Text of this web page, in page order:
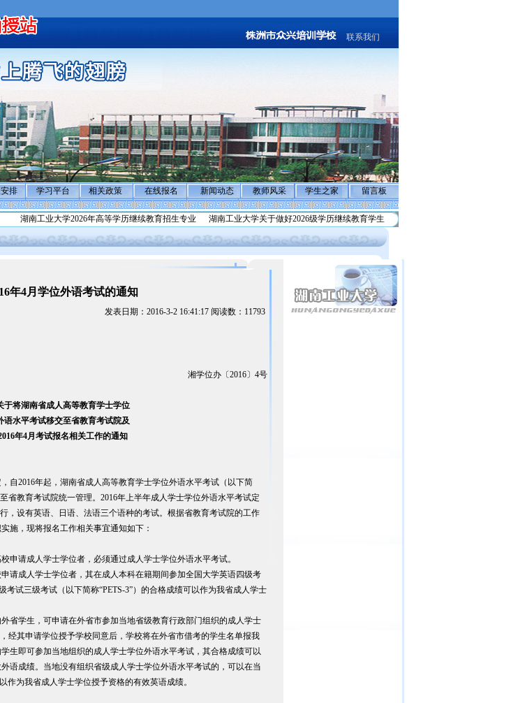
联系我们
排 学习平台 相关政策 在线报名 新闻动态 教师风采 学生之家 留言板
南工业大学2026年高等学历继续教育招生专业 湖南工业大学关于做好2026级学历继续教育学生 反诈骗声明:警惕不法分子冒充”退费”实
年4月学位外语考试的通知
发表日期：2016-3-2 16:41:17 阅读数：11793
湘学位办〔2016〕4号
于将湖南省成人高等教育学士学位
语水平考试移交至省教育考试院及
年4月考试报名相关工作的通知
自2016年起，湖南省成人高等教育学士学位外语水平考试（以下简
省教育考试院统一管理。2016年上半年成人学士学位外语水平考试定
，设有英语、日语、法语三个语种的考试。根据省教育考试院的工作
施，现将报名工作相关事宜通知如下：
申请成人学士学位者，必须通过成人学士学位外语水平考试。
申请成人学士学位者，其在成人本科在籍期间参加全国大学英语四级考
考试三级考试（以下简称“PETS-3”）的合格成绩可以作为我省成人学士
省学生，可申请在外省市参加当地省级教育行政部门组织的成人学士
经其申请学位授予学校同意后，学校将在外省市借考的学生名单报我
生即可参加当地组织的成人学士学位外语水平考试，其合格成绩可以
语成绩。当地没有组织省级成人学士学位外语水平考试的，可以在当
以作为我省成人学士学位授予资格的有效英语成绩。